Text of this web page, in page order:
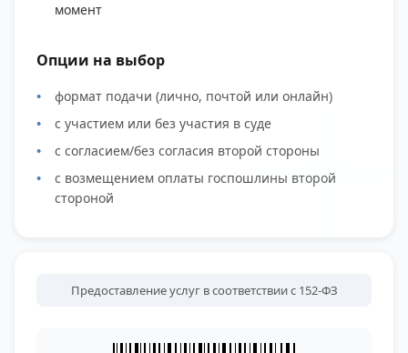
момент
Опции на выбор
формат подачи (лично, почтой или онлайн)
с участием или без участия в суде
с согласием/без согласия второй стороны
с возмещением оплаты госпошлины второй
стороной
Предоставление услуг в соответствии с 152-ФЗ